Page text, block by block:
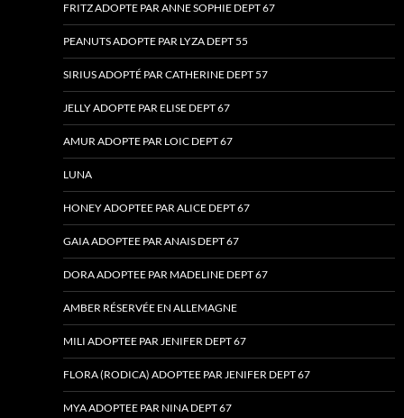
FRITZ ADOPTE PAR ANNE SOPHIE DEPT 67
PEANUTS ADOPTE PAR LYZA DEPT 55
SIRIUS ADOPTÉ PAR CATHERINE DEPT 57
JELLY ADOPTE PAR ELISE DEPT 67
AMUR ADOPTE PAR LOIC DEPT 67
LUNA
HONEY ADOPTEE PAR ALICE DEPT 67
GAIA ADOPTEE PAR ANAIS DEPT 67
DORA ADOPTEE PAR MADELINE DEPT 67
AMBER RÉSERVÉE EN ALLEMAGNE
MILI ADOPTEE PAR JENIFER DEPT 67
FLORA (RODICA) ADOPTEE PAR JENIFER DEPT 67
MYA ADOPTEE PAR NINA DEPT 67